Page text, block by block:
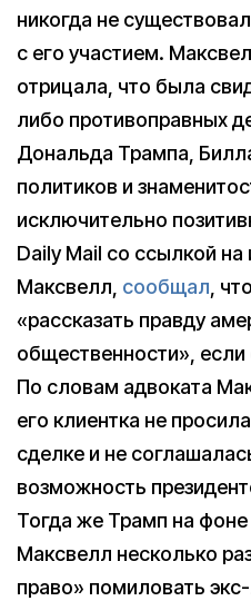
никогда не
с его участием.
отрицала, что была
либо противоправных
Дональда Трампа,
политиков и
исключительно
Daily Mail со ссылкой на
Максвелл, сообщал,
«рассказать правду
общественности», если
По словам адвоката
его клиентка не
сделке и не
возможность
Тогда же Трамп на
Максвелл несколько
право» помиловать